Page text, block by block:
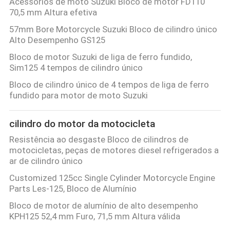
70,5 mm Altura efetiva
57mm Bore Motorcycle Suzuki Bloco de cilindro único
Alto Desempenho GS125
Bloco de motor Suzuki de liga de ferro fundido,
Sim125 4 tempos de cilindro único
Bloco de cilindro único de 4 tempos de liga de ferro
fundido para motor de moto Suzuki
cilindro do motor da motocicleta
Resistência ao desgaste Bloco de cilindros de
motocicletas, peças de motores diesel refrigerados a
ar de cilindro único
Customized 125cc Single Cylinder Motorcycle Engine
Parts Les-125, Bloco de Alumínio
Bloco de motor de alumínio de alto desempenho
KPH125 52,4 mm Furo, 71,5 mm Altura válida